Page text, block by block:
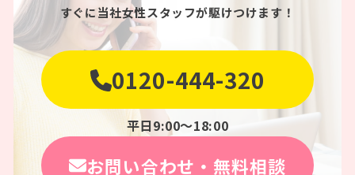
すぐに当社女性スタッフが駆けつけます！
0120-444-320
平日9:00〜18:00
お問い合わせ・無料相談